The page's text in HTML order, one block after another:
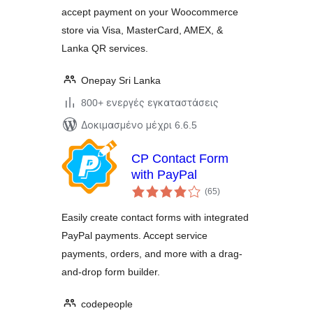
accept payment on your Woocommerce
store via Visa, MasterCard, AMEX, &
Lanka QR services.
Onepay Sri Lanka
800+ ενεργές εγκαταστάσεις
Δοκιμασμένο μέχρι 6.6.5
CP Contact Form
with PayPal
(65αξιολογήσεις
σύνολο
)
Easily create contact forms with integrated
PayPal payments. Accept service
payments, orders, and more with a drag-
and-drop form builder.
codepeople